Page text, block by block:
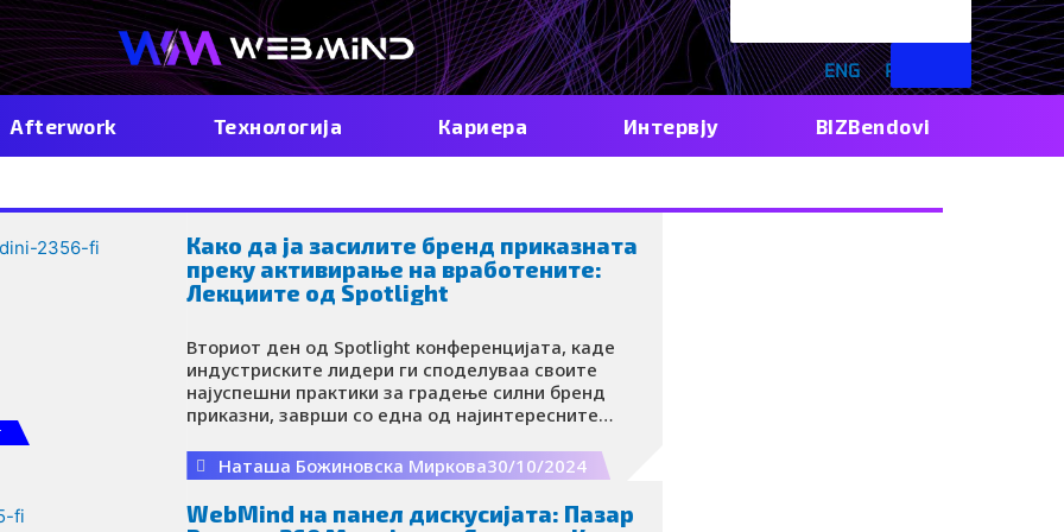
RS
ENG
Afterwork Технологија Кариера Интервју BIZBendovi
Како да ја засилите бренд приказната
преку активирање на вработените:
Лекциите од Spotlight
Вториот ден од Spotlight конференцијата, каде
индустриските лидери ги споделуваа своите
најуспешни практики за градење силни бренд
приказни, заврши со една од најинтересните
бренд со помош на вработените.
Наташа Божиновска Миркова30/10/2024
WebMind на панел дискусијата: Пазар